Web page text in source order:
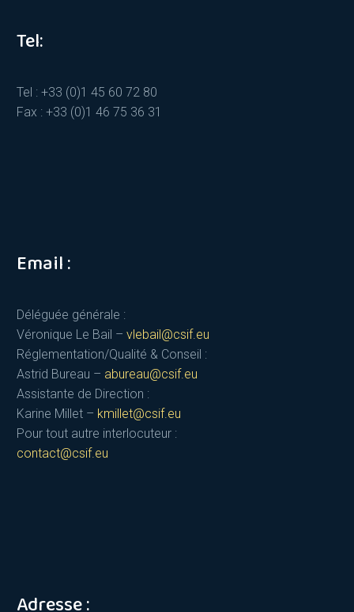
Tel:
Tel : +33 (0)1 45 60 72 80
Fax : +33 (0)1 46 75 36 31
Email :
Déléguée générale :
Véronique Le Bail – vlebail@csif.eu
Réglementation/Qualité & Conseil :
Astrid Bureau – abureau@csif.eu
Assistante de Direction :
Karine Millet – kmillet@csif.eu
Pour tout autre interlocuteur :
contact@csif.eu
Adresse :